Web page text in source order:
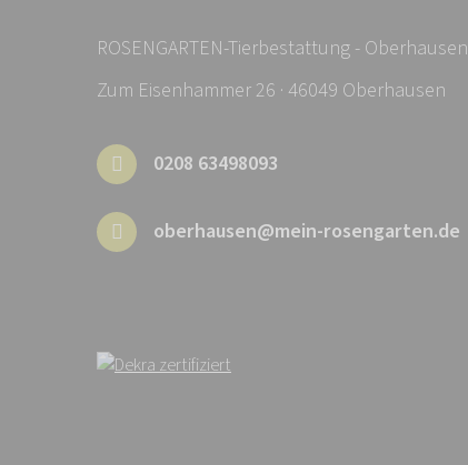
ROSENGARTEN-Tierbestattung - Oberhausen
Zum Eisenhammer 26 · 46049 Oberhausen
0208 63498093
oberhausen@mein-rosengarten.de